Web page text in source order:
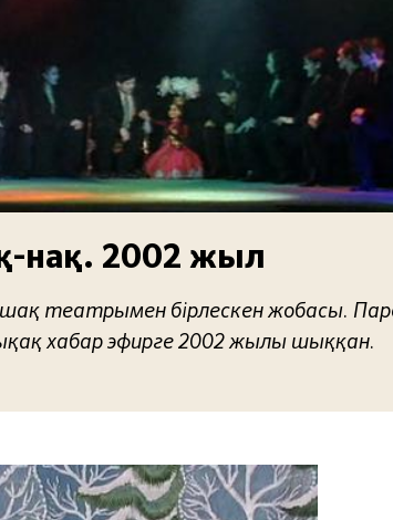
нақ. 2002 жыл
театрымен бірлескен жобасы.
хабар эфирге 2002 жылы шыққан.